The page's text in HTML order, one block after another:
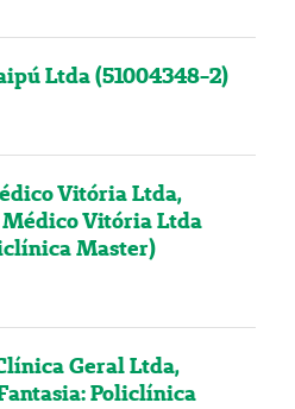
Ltda (51004348-2)
Vitória Ltda,
Vitória Ltda
Master)
Geral Ltda,
Policlínica